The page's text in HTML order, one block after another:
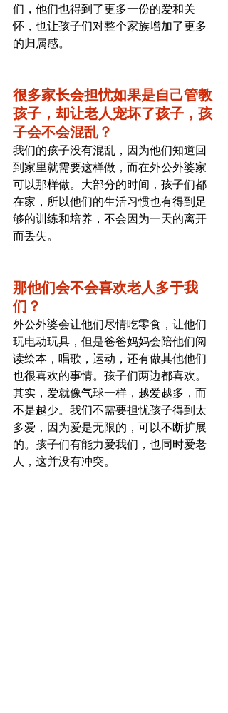
们，他们也得到了更多一份的爱和关
怀，也让孩子们对整个家族增加了更多
的归属感。
很多家长会担忧如果是自己管教
孩子，却让老人宠坏了孩子，孩
子会不会混乱？
我们的孩子没有混乱，因为他们知道回
到家里就需要这样做，而在外公外婆家
可以那样做。大部分的时间，孩子们都
在家，所以他们的生活习惯也有得到足
够的训练和培养，不会因为一天的离开
而丢失。
那他们会不会喜欢老人多于我
们？
外公外婆会让他们尽情吃零食，让他们
玩电动玩具，但是爸爸妈妈会陪他们阅
读绘本，唱歌，运动，还有做其他他们
也很喜欢的事情。孩子们两边都喜欢。
其实，爱就像气球一样，越爱越多，而
不是越少。我们不需要担忧孩子得到太
多爱，因为爱是无限的，可以不断扩展
的。孩子们有能力爱我们，也同时爱老
人，这并没有冲突。